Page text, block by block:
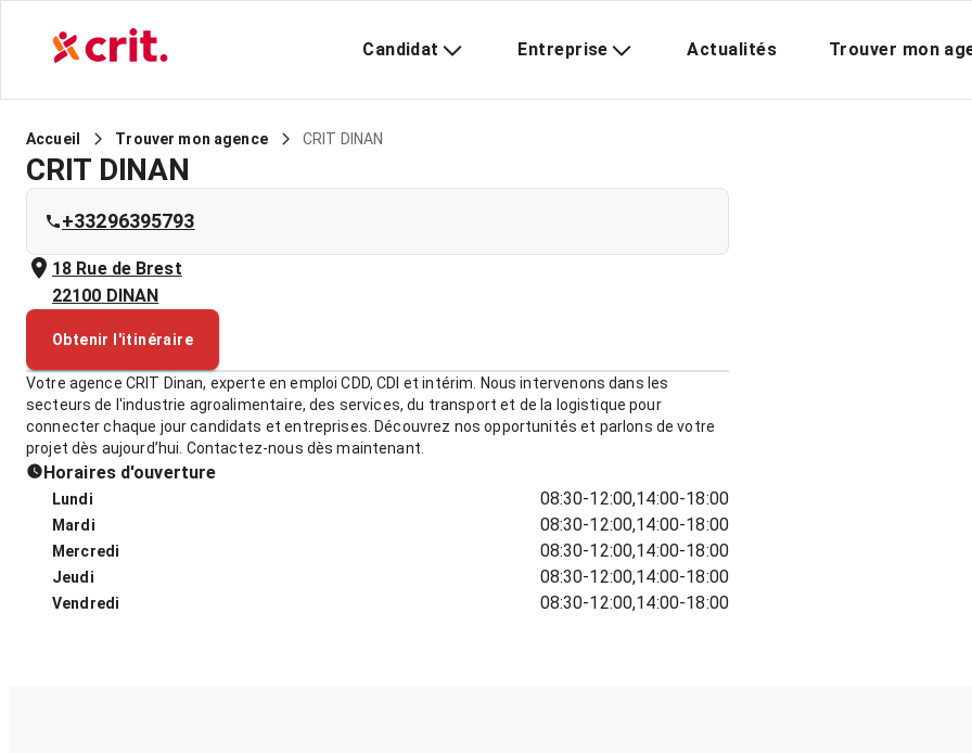
Candidat Entreprise Actualités Trouver mon
Accueil Trouver mon agence CRIT DINAN
CRIT DINAN
+33296395793
18 Rue de Brest
22100 DINAN
Obtenir l'itinéraire
Votre agence CRIT Dinan, experte en emploi CDD, CDI et intérim. Nous intervenons dans les
secteurs de l'industrie agroalimentaire, des services, du transport et de la logistique pour
connecter chaque jour candidats et entreprises. Découvrez nos opportunités et parlons de votre
projet dès aujourd’hui. Contactez-nous dès maintenant.
Horaires d'ouverture
Lundi 08:30-12:00,14:00-18:00
Mardi 08:30-12:00,14:00-18:00
Mercredi 08:30-12:00,14:00-18:00
Jeudi 08:30-12:00,14:00-18:00
Vendredi 08:30-12:00,14:00-18:00